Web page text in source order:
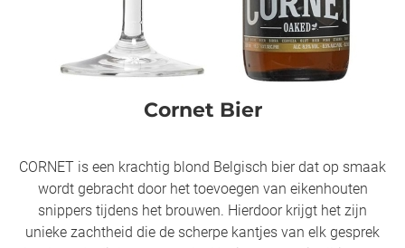
Cornet Bier
CORNET is een krachtig blond Belgisch bier dat op smaak
wordt gebracht door het toevoegen van eikenhouten
snippers tijdens het brouwen. Hierdoor krijgt het zijn
unieke zachtheid die de scherpe kantjes van elk gesprek